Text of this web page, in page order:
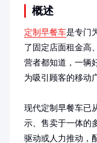
概述
定制早餐车是专门
了固定店面租金高
营者都知道，一辆
为吸引顾客的移动
现代定制早餐车已
示、售卖于一体的
驱动或人力推动，